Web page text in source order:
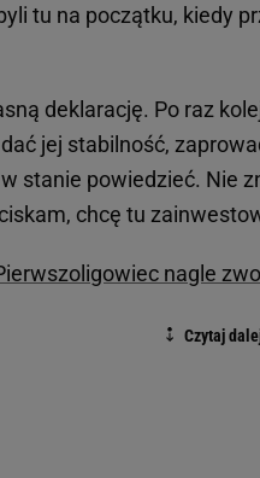
tu na początku, kiedy
deklarację. Po raz
jej stabilność,
stanie powiedzieć. Nie
chcę tu
nagle